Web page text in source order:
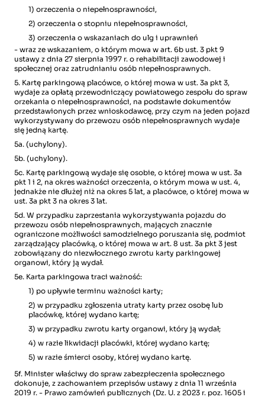
1) orzeczenia o niepełnosprawności,
2) orzeczenia o stopniu niepełnosprawności,
3) orzeczenia o wskazaniach do ulg i uprawnień
- wraz ze wskazaniem, o którym mowa w art. 6b ust. 3 pkt 9
ustawy z dnia 27 sierpnia 1997 r. o rehabilitacji zawodowej i
społecznej oraz zatrudnianiu osób niepełnosprawnych.
5. Kartę parkingową placówce, o której mowa w ust. 3a pkt 3,
wydaje za opłatą przewodniczący powiatowego zespołu do spraw
orzekania o niepełnosprawności, na podstawie dokumentów
przedstawionych przez wnioskodawcę, przy czym na jeden pojazd
wykorzystywany do przewozu osób niepełnosprawnych wydaje
się jedną kartę.
5a. (uchylony).
5b. (uchylony).
5c. Kartę parkingową wydaje się osobie, o której mowa w ust. 3a
pkt 1 i 2, na okres ważności orzeczenia, o którym mowa w ust. 4,
jednakże nie dłużej niż na okres 5 lat, a placówce, o której mowa w
ust. 3a pkt 3 na okres 3 lat.
5d. W przypadku zaprzestania wykorzystywania pojazdu do
przewozu osób niepełnosprawnych, mających znacznie
ograniczone możliwości samodzielnego poruszania się, podmiot
zarządzający placówką, o której mowa w art. 8 ust. 3a pkt 3 jest
zobowiązany do niezwłocznego zwrotu karty parkingowej
organowi, który ją wydał.
5e. Karta parkingowa traci ważność:
1) po upływie terminu ważności karty;
2) w przypadku zgłoszenia utraty karty przez osobę lub
placówkę, której wydano kartę;
3) w przypadku zwrotu karty organowi, który ją wydał;
4) w razie likwidacji placówki, której wydano kartę;
5) w razie śmierci osoby, której wydano kartę.
5f. Minister właściwy do spraw zabezpieczenia społecznego
dokonuje, z zachowaniem przepisów ustawy z dnia 11 września
2019 r. - Prawo zamówień publicznych (Dz. U. z 2023 r. poz. 1605 i